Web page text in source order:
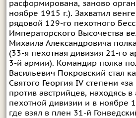
расформирована, заново
ноябре 1915 г.). Захватил
рядовой 129-го пехотного
Императорского Высочества
Михаила Александровича
(33-я пехотная дивизия 21-го
3-й армии). Командир полка
Васильевич Покровский стал
Святого Георгия IV степени
против австрийцев, находясь
пехотной дивизии и в ноябре
где взял в плен 31-й